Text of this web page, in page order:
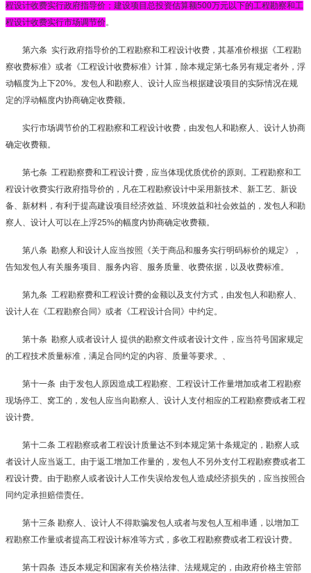
程设计收费实行政府指导价；建设项目总投资估算额500万元以下的工程勘察和工
程设计收费实行市场调节价。
第六条 实行政府指导价的工程勘察和工程设计收费，其基准价根据《工程勘
察收费标准》或者《工程设计收费标准》计算，除本规定第七条另有规定者外，浮
动幅度为上下20%。发包人和勘察人、设计人应当根据建设项目的实际情况在规
定的浮动幅度内协商确定收费额。
实行市场调节价的工程勘察和工程设计收费，由发包人和勘察人、设计人协商
确定收费额。
第七条 工程勘察费和工程设计费，应当体现优质优价的原则。工程勘察和工
程设计收费实行政府指导价的，凡在工程勘察设计中采用新技术、新工艺、新设
备、新材料，有利于提高建设项目经济效益、环境效益和社会效益的，发包人和勘
察人、设计人可以在上浮25%的幅度内协商确定收费额。
第八条 勘察人和设计人应当按照《关于商品和服务实行明码标价的规定》，
告知发包人有关服务项目、服务内容、服务质量、收费依据，以及收费标准。
第九条 工程勘察费和工程设计费的金额以及支付方式，由发包人和勘察人、
设计人在《工程勘察合同》或者《工程设计合同》中约定。
第十条 勘察人或者设计人 提供的勘察文件或者设计文件，应当符号国家规定
的工程技术质量标准，满足合同约定的内容、质量等要求。、
第十一条 由于发包人原因造成工程勘察、工程设计工作量增加或者工程勘察
现场停工、窝工的，发包人应当向勘察人、设计人支付相应的工程勘察费或者工程
设计费。
第十二条 工程勘察或者工程设计质量达不到本规定第十条规定的，勘察人或
者设计人应当返工。由于返工增加工作量的，发包人不另外支付工程勘察费或者工
程设计费。由于勘察人或者设计人工作失误给发包人造成经济损失的，应当按照合
同约定承担赔偿责任。
第十三条 勘察人、设计人不得欺骗发包人或者与发包人互相串通，以增加工
程勘察工作量或者提高工程设计标准等方式，多收工程勘察费或者工程设计费。
第十四条 违反本规定和国家有关价格法律、法规规定的，由政府价格主管部